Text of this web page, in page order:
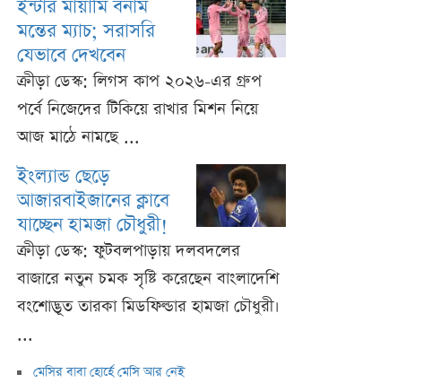
ইন্টার মায়ামি বনাম
মন্তের ম্যাচ; সরাসরি
যেভাবে দেখবেন
ক্রীড়া ডেস্ক: লিগস কাপ ২০২৬-এর গ্রুপ
পর্বে নিজেদের টিকিয়ে রাখার মিশন নিয়ে
আজ মাঠে নামছে ...
ইংল্যান্ড ছেড়ে
আজারবাইজানের ক্লাবে
যাচ্ছেন হামজা চৌধুরী!
ক্রীড়া ডেস্ক: ফুটবলপাড়ায় দলবদলের
বাজারে নতুন চমক সৃষ্টি করেছেন বাংলাদেশি
বংশোদ্ভূত তারকা মিডফিল্ডার হামজা চৌধুরী।
...
মেসির বাবা হোর্হে মেসি আর নেই